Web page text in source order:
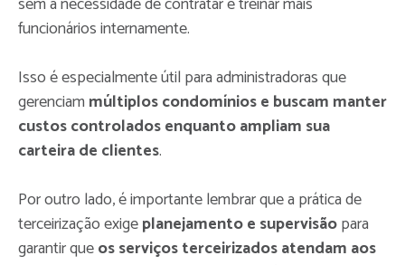
funcionários internamente.
Isso é especialmente útil para administradoras que
gerenciam múltiplos condomínios e buscam manter
custos controlados enquanto ampliam sua
carteira de clientes.
Por outro lado, é importante lembrar que a prática de
terceirização exigeplanejamento e supervisãopara
garantir queos serviços terceirizados atendam aos